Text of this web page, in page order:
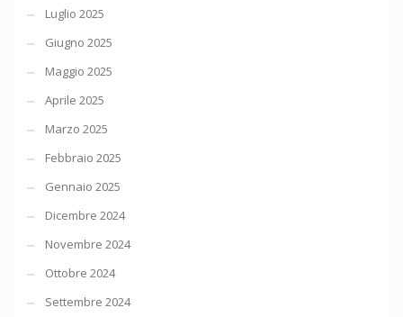
Luglio 2025
Giugno 2025
Maggio 2025
Aprile 2025
Marzo 2025
Febbraio 2025
Gennaio 2025
Dicembre 2024
Novembre 2024
Ottobre 2024
Settembre 2024